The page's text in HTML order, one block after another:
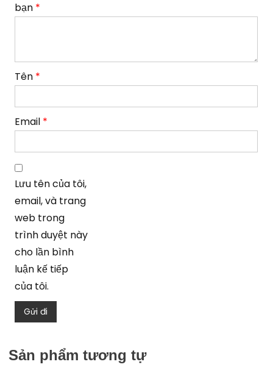
bạn *
Tên *
Email *
Lưu tên của tôi,
email, và trang
web trong
trình duyệt này
cho lần bình
luận kế tiếp
của tôi.
Sản phẩm tương tự